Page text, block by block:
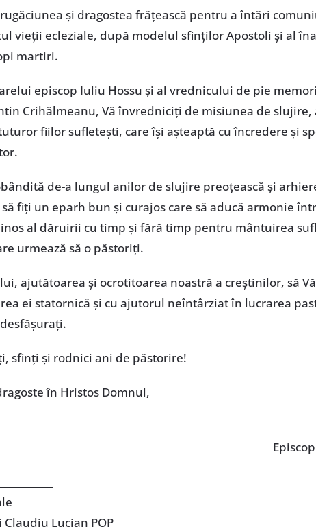
și dragostea frățească pentru a întări
vieții ecleziale, după modelul sfinților Apostoli și al
martiri.
episcop Iuliu Hossu și al vrednicului de pie
Crihălmeanu, Vă învredniciți de misiunea de
fiilor sufletești, care își așteaptă cu încredere și
de-a lungul anilor de slujire preoțească și
fiți un eparh bun și curajos care să aducă armonie
al dăruirii cu timp și fără timp pentru mântuirea
urmează să o păstoriți.
ajutătoarea și ocrotitoarea noastră a creștinilor, să
ei statornică și cu ajutorul neîntârziat în lucrarea
sfinți și rodnici ani de păstorire!
în Hristos Domnul,
Lucian POP